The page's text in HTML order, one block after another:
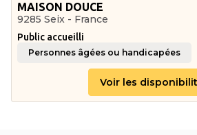
MAISON DOUCE
9285 Seix - France
Public accueilli
Personnes âgées ou handicapées
Voir les